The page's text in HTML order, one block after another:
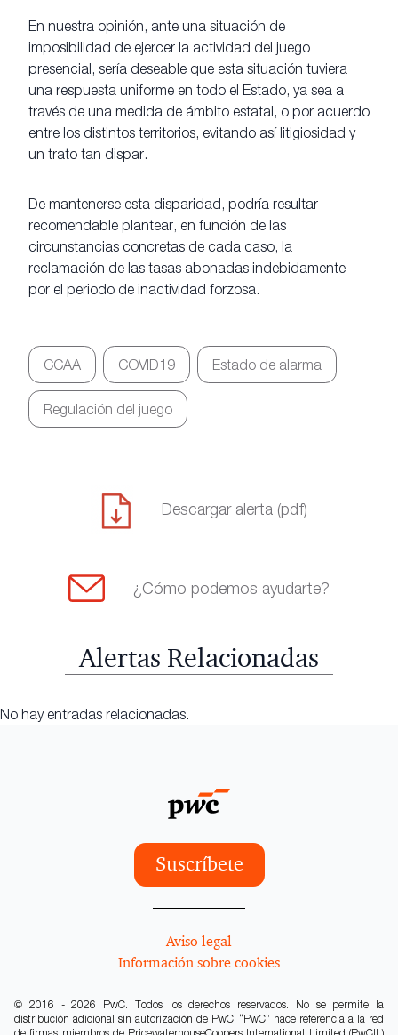
En nuestra opinión, ante una situación de
imposibilidad de ejercer la actividad del juego
presencial, sería deseable que esta situación tuviera
una respuesta uniforme en todo el Estado, ya sea a
través de una medida de ámbito estatal, o por acuerdo
entre los distintos territorios, evitando así litigiosidad y
un trato tan dispar.
De mantenerse esta disparidad, podría resultar
recomendable plantear, en función de las
circunstancias concretas de cada caso, la
reclamación de las tasas abonadas indebidamente
por el periodo de inactividad forzosa.
CCAA COVID19 Estado de alarma
Regulación del juego
Descargar alerta (pdf)
¿Cómo podemos ayudarte?
Alertas Relacionadas
No hay entradas relacionadas.
Suscríbete
Aviso legal
Información sobre cookies
© 2016 - 2026 PwC. Todos los derechos reservados. No se permite la
distribución adicional sin autorización de PwC. “PwC” hace referencia a la red